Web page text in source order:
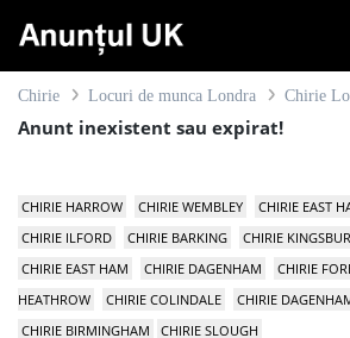
Chirie Locuri de munca Londra Chirie
Anunt inexistent sau expirat!
CHIRIE HARROW CHIRIE WEMBLEY CHIRIE EAST
CHIRIE ILFORD
CHIRIE BARKING CHIRIE
CHIRIE EAST HAM
CHIRIE DAGENHAM CHIRIE
HEATHROW
CHIRIE COLINDALE CHIRIE
CHIRIE BIRMINGHAM
CHIRIE SLOUGH